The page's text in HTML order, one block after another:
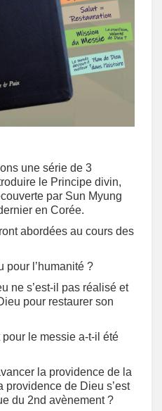
une série de 3
le Principe divin,
par Sun Myung
en Corée.
abordées au cours des
pour l’humanité ?
ne s’est-il pas réalisé et
pour restaurer son
le messie a-t-il été
la providence de la
providence de Dieu s’est
du 2nd avènement ?